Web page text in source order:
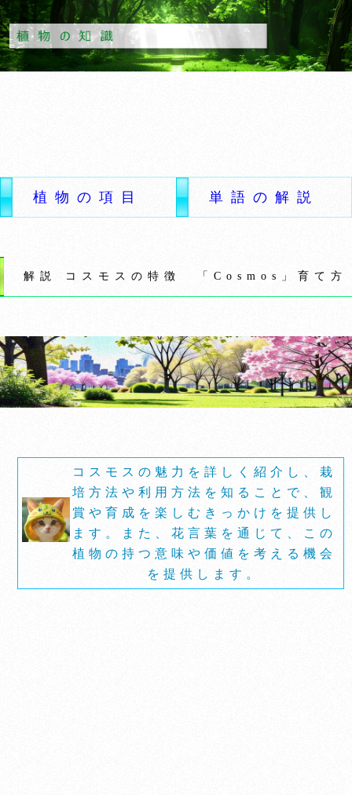
植物の項目 単語の解説
解説 コスモスの特徴 「Cosmos」育て方
コスモスの魅力を詳しく紹介し、栽
培方法や利用方法を知ることで、観
賞や育成を楽しむきっかけを提供し
ます。また、花言葉を通じて、この
植物の持つ意味や価値を考える機会
を提供します。